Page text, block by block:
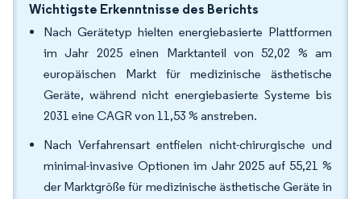
Wichtigste Erkenntnisse des Berichts
Nach Gerätetyp hielten energiebasierte Plattformen
im Jahr 2025 einen Marktanteil von 52,02 % am
europäischen Markt für medizinische ästhetische
Geräte, während nicht energiebasierte Systeme bis
2031 eine CAGR von 11,53 % anstreben.
Nach Verfahrensart entfielen nicht-chirurgische und
minimal-invasive Optionen im Jahr 2025 auf 55,21 %
der Marktgröße für medizinische ästhetische Geräte in